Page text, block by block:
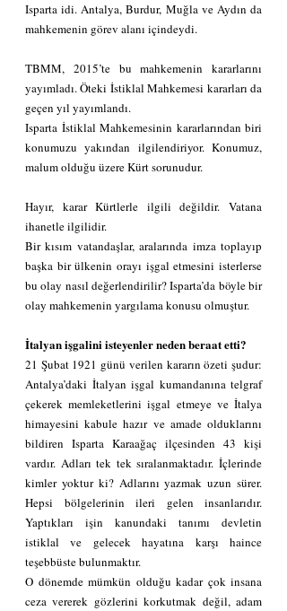
Isparta idi. Antalya, Burdur, Muğla ve Aydın da
mahkemenin görev alanı içindeydi.
TBMM, 2015’te bu mahkemenin kararlarını
yayımladı. Öteki İstiklal Mahkemesi kararları da
geçen yıl yayımlandı.
Isparta İstiklal Mahkemesinin kararlarından biri
konumuzu yakından ilgilendiriyor. Konumuz,
malum olduğu üzere Kürt sorunudur.
Hayır, karar Kürtlerle ilgili değildir. Vatana
ihanetle ilgilidir.
Bir kısım vatandaşlar, aralarında imza toplayıp
başka bir ülkenin orayı işgal etmesini isterlerse
bu olay nasıl değerlendirilir? Isparta’da böyle bir
olay mahkemenin yargılama konusu olmuştur.
İtalyan işgalini isteyenler neden beraat etti?
21 Şubat 1921 günü verilen kararın özeti şudur:
Antalya’daki İtalyan işgal kumandanına telgraf
çekerek memleketlerini işgal etmeye ve İtalya
himayesini kabule hazır ve amade olduklarını
bildiren Isparta Karaağaç ilçesinden 43 kişi
vardır. Adları tek tek sıralanmaktadır. İçlerinde
kimler yoktur ki? Adlarını yazmak uzun sürer.
Hepsi bölgelerinin ileri gelen insanlarıdır.
Yaptıkları işin kanundaki tanımı devletin
istiklal ve gelecek hayatına karşı haince
teşebbüste bulunmaktır.
O dönemde mümkün olduğu kadar çok insana
ceza vererek gözlerini korkutmak değil, adam